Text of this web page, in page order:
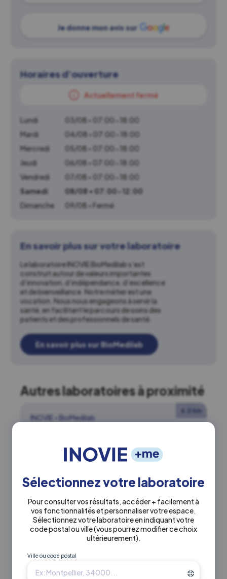
Sélectionnez votre laboratoire
Pour consulter vos résultats, accéder + facilement à
vos fonctionnalités et personnaliser votre espace.
Sélectionnez votre laboratoire en indiquant votre
code postal ou ville(vous pourrez modifier ce choix
ultérieurement).
Ville ou code postal
Je donne mon avis sur
Horaires d'ouverture
Actuellement fermé
Lundi
03/08 • 07:00-18:00
Mardi
04/08 • 07:00-18:00
Mercredi
05/08 • 07:00-18:00
Jeudi
06/08 • 07:00-18:00
Vendredi
07/08 • 07:00-18:00
Samedi
08/08 • 07:00-12:00
Dimanche
09/08 • Fermé
En savoir plus sur votre laboratoire
Le laboratoire INOVIE BioMedilab s’est
construit autour de valeurs importantes
d’innovation, d’indépendance, d’excellence
et de bienveillance. Notre métier est une
vocation. Nous nous engageons à servir la
santé, en facilitant le parcours de soins des
patients et des professionnels de santé.
En savoir plus sur BioMedilab
Autres laboratoires à proximité
6.0 km
INOVIE • BioMedilab
Actuellement fermé
72 rue Nationale 66200 Elne
En savoir +